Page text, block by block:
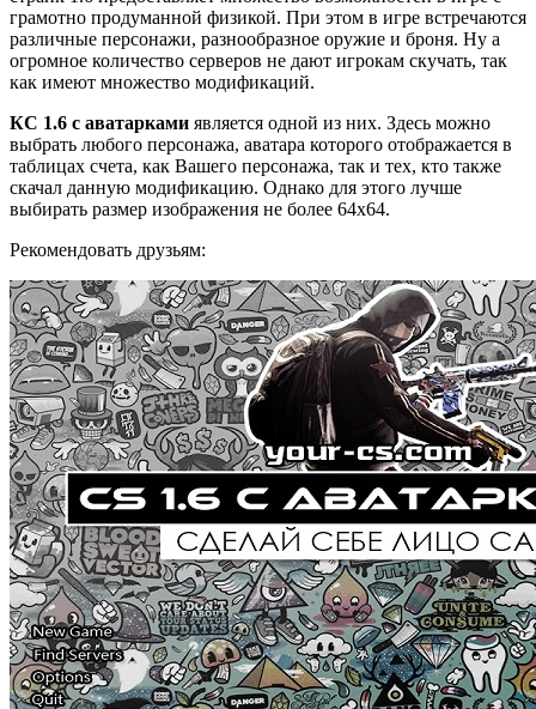
грамотно продуманной физикой. При этом в игре встречаются
различные персонажи, разнообразное оружие и броня. Ну а
огромное количество серверов не дают игрокам скучать, так
как имеют множество модификаций.
КС 1.6 с аватарками является одной из них. Здесь можно
выбрать любого персонажа, аватара которого отображается в
таблицах счета, как Вашего персонажа, так и тех, кто также
скачал данную модификацию. Однако для этого лучше
выбирать размер изображения не более 64х64.
Рекомендовать друзьям: